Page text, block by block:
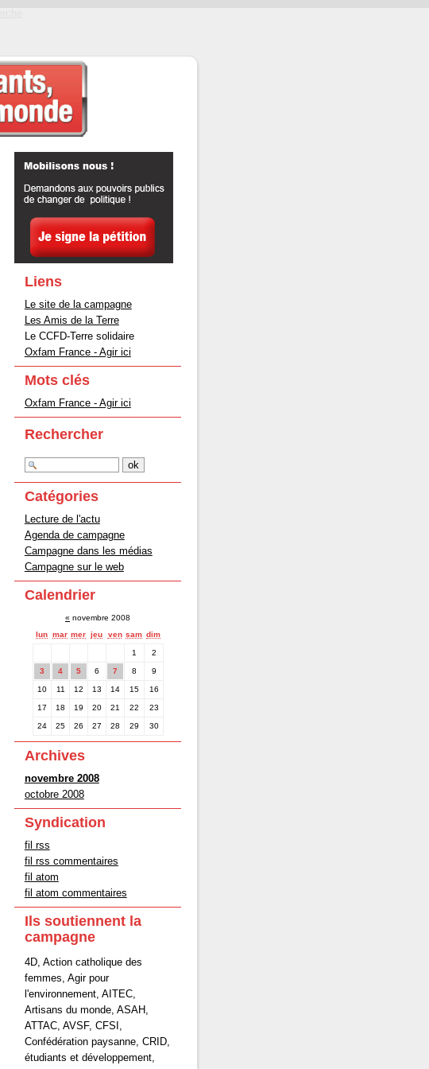
Liens
Le site de la campagne
Les Amis de la Terre
Le CCFD-Terre solidaire
Oxfam France - Agir ici
Mots clés
Oxfam France - Agir ici
Rechercher
Catégories
Lecture de l'actu
Agenda de campagne
Campagne dans les médias
Campagne sur le web
Calendrier
« novembre 2008
lun mar mer jeu ven sam dim
1 2
3 4 5 6 7 8 9
10 11 12 13 14 15 16
17 18 19 20 21 22 23
24 25 26 27 28 29 30
Archives
novembre 2008
octobre 2008
Syndication
fil rss
fil rss commentaires
fil atom
fil atom commentaires
Ils soutiennent la
campagne
4D, Action catholique des
femmes, Agir pour
l'environnement, AITEC,
Artisans du monde, ASAH,
ATTAC, AVSF, CFSI,
Confédération paysanne, CRID,
étudiants et développement,